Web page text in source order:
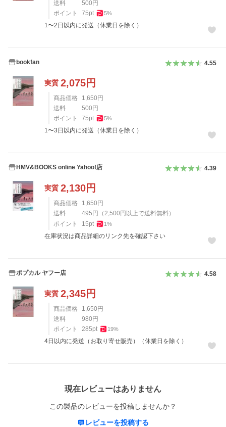
送料
500 円
ポイント
75pt 5%
1〜2日以内に発送（休業日を除く）
bookfan 4.55
実質 2,075円
商品価格 1,650 円
送料
500 円
ポイント
75pt 5%
1〜3日以内に発送（休業日を除く）
HMV&BOOKS online Yahoo!店 4.39
実質 2,130円
商品価格 1,650 円
送料
495 円 （2,500 円以上で送料無料）
ポイント
15pt 1%
在庫状況は商品詳細のリンク先を確認下さい
ポプカル ヤフー店 4.58
実質 2,345円
商品価格 1,650 円
送料
980 円
ポイント
285pt 19%
4日以内に発送（お取り寄せ販売）（休業日を除く）
現在レビューはありません
この製品のレビューを投稿しませんか？
レビューを投稿する